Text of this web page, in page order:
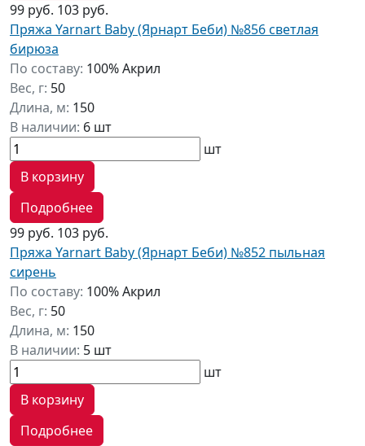
99 руб. 103 руб.
Пряжа Yarnart Baby (Ярнарт Беби) №856 светлая
бирюза
По составу: 100% Акрил
Вес, г: 50
Длина, м: 150
В наличии: 6 шт
шт
В корзину
Подробнее
99 руб. 103 руб.
Пряжа Yarnart Baby (Ярнарт Беби) №852 пыльная
сирень
По составу: 100% Акрил
Вес, г: 50
Длина, м: 150
В наличии: 5 шт
шт
В корзину
Подробнее